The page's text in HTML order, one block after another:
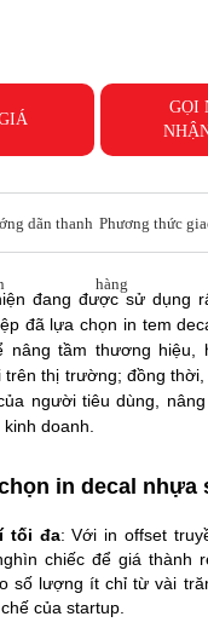
GỌI
dãn thanh Phương thức
hàng
đang được sử dụng
đã lựa chọn in tem
tầm thương hiệu,
trên thị trường; đồng
người tiêu dùng,
doanh.
in decal
tối đa: Với in offset
chiếc để giá thành
số lượng ít chỉ từ vài
của startup.